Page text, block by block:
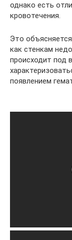
однако есть
кровотечения.
Это
как стенкам
происходит под
появлением